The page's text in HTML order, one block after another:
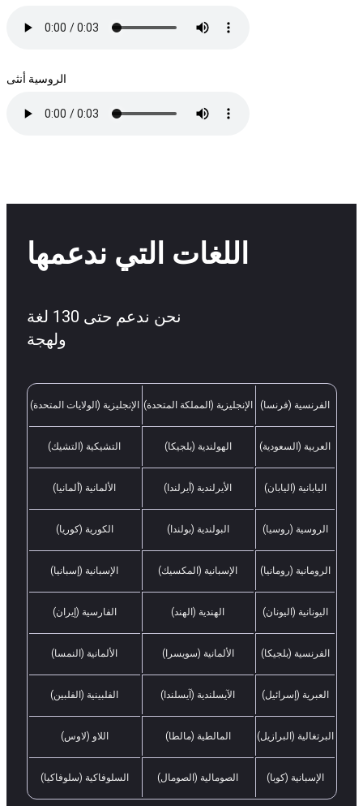
الروسية أنثى
اللغات التي ندعمها
نحن ندعم حتى 130 لغة
ولهجة
الإنجليزية (الولايات المتحدة) الإنجليزية (المملكة المتحدة) الفرنسية (فرنسا)
التشيكية (التشيك) الهولندية (بلجيكا) العربية (السعودية)
الألمانية (ألمانيا) الأيرلندية (أيرلندا) اليابانية (اليابان)
الكورية (كوريا) البولندية (بولندا) الروسية (روسيا)
الإسبانية (إسبانيا) الإسبانية (المكسيك) الرومانية (رومانيا)
الفارسية (إيران) الهندية (الهند) اليونانية (اليونان)
الألمانية (النمسا) الألمانية (سويسرا) الفرنسية (بلجيكا)
الفلبينية (الفلبين) الآيسلندية (آيسلندا) العبرية (إسرائيل)
اللاو (لاوس) المالطية (مالطا) البرتغالية (البرازيل)
السلوفاكية (سلوفاكيا) الصومالية (الصومال) الإسبانية (كوبا)